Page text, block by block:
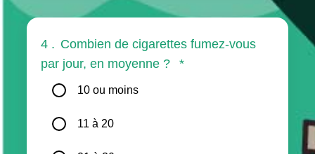
4 . Combien de cigarettes fumez-vous
par jour, en moyenne ?
*
10 ou moins
11 à 20